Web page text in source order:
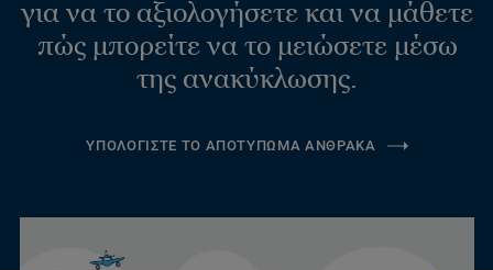
για να το αξιολογήσετε και να μάθετε
πώς μπορείτε να το μειώσετε μέσω
της ανακύκλωσης.
ΥΠΟΛΟΓΙΣΤΕ ΤΟ ΑΠΟΤΥΠΩΜΑ ΑΝΘΡΑΚΑ